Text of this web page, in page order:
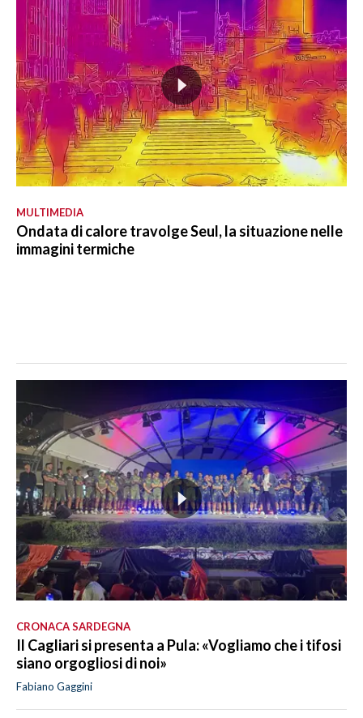
MULTIMEDIA
Ondata di calore travolge Seul, la situazione nelle
immagini termiche
CRONACA SARDEGNA
Il Cagliari si presenta a Pula: «Vogliamo che i tifosi
siano orgogliosi di noi»
Fabiano Gaggini